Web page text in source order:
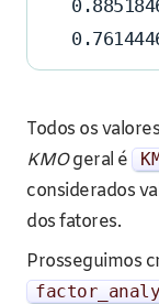
Todos os
KMOgeral é
considerados
dos fatores.
Prosseguimos